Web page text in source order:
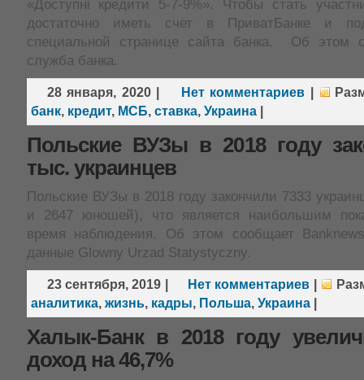
«Доступні кредити 5-7-9%». Чтобы стать
достаточно иметь счет в ПриватБанке и
специальной странице сайта банка. Об этом
служба банка.
28 января, 2020| Нет комментариев
банк, кредит, МСБ, ставка, Украина|
Польские ВУЗы в 2018 году
тыс. украинцев
Польские ВУЗы в 2018 году закончили 7333
и 2647 юношей), что является наибольшим
время наблюдения. Об этом сообщает
данные Glowny Urzad Statystyczny.
23 сентября, 2019 Нет комментариев
аналитика, жизнь, кадры, Польша, Украина|
Халык-Банк в 2018 году
доход на 46,7%